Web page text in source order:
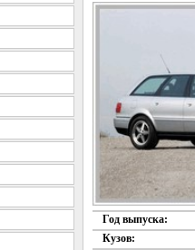
Год выпуска:
Кузов: